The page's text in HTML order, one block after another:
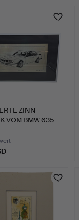
ZINN-
VOM BMW 635